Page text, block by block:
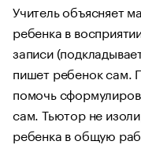
Учитель объясняет
ребенка в
записи
пишет ребенок сам.
помочь
сам. Тьютор не
ребенка в общую